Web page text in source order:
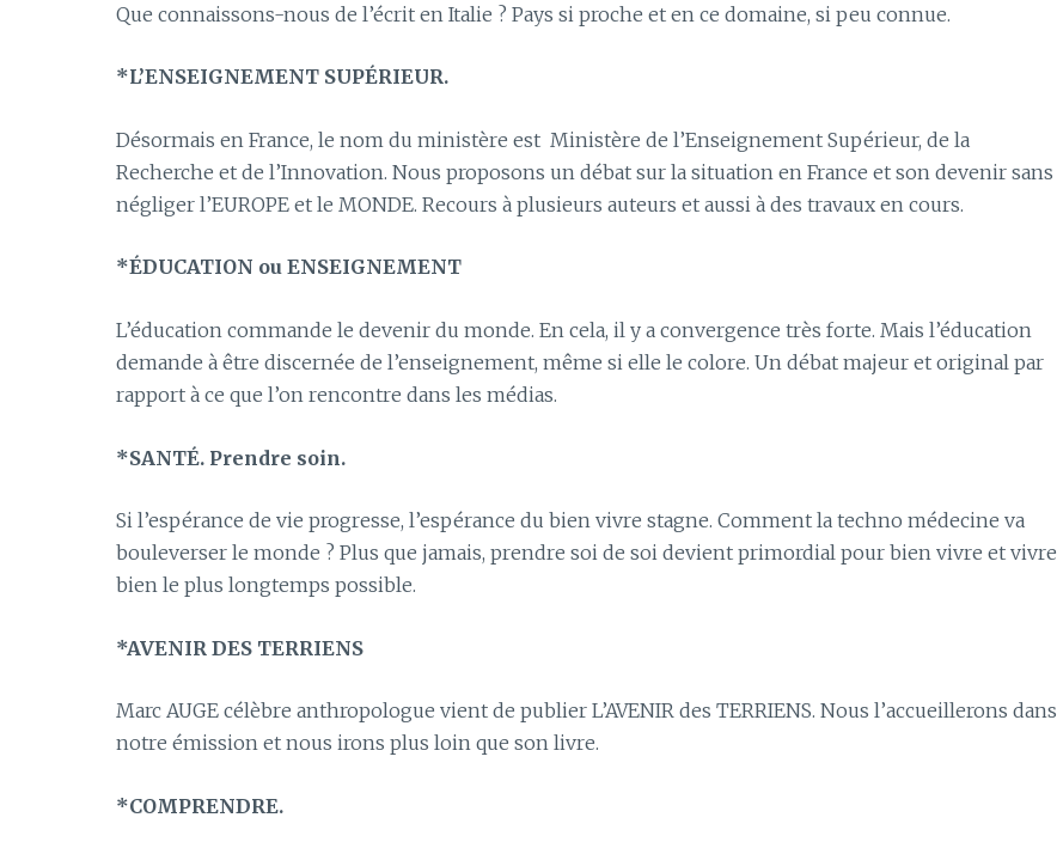
Que connaissons-nous de l’écrit en Italie ? Pays si proche et en ce domaine, si peu connue.
*L’ENSEIGNEMENT SUPÉRIEUR.
Désormais en France, le nom du ministère est Ministère de l’Enseignement Supérieur, de la
Recherche et de l’Innovation. Nous proposons un débat sur la situation en France et son devenir sans
négliger l’EUROPE et le MONDE. Recours à plusieurs auteurs et aussi à des travaux en cours.
*ÉDUCATION ou ENSEIGNEMENT
L’éducation commande le devenir du monde. En cela, il y a convergence très forte. Mais l’éducation
demande à être discernée de l’enseignement, même si elle le colore. Un débat majeur et original par
rapport à ce que l’on rencontre dans les médias.
*SANTÉ. Prendre soin.
Si l’espérance de vie progresse, l’espérance du bien vivre stagne. Comment la techno médecine va
bouleverser le monde ? Plus que jamais, prendre soi de soi devient primordial pour bien vivre et vivre
bien le plus longtemps possible.
*AVENIR DES TERRIENS
Marc AUGE célèbre anthropologue vient de publier L’AVENIR des TERRIENS. Nous l’accueillerons dans
notre émission et nous irons plus loin que son livre.
*COMPRENDRE.